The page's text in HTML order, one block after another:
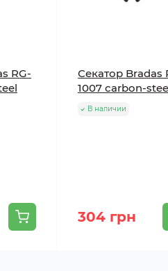
RG-
Секатор Bradas
1007 сarbon-
В наличии
304 грн